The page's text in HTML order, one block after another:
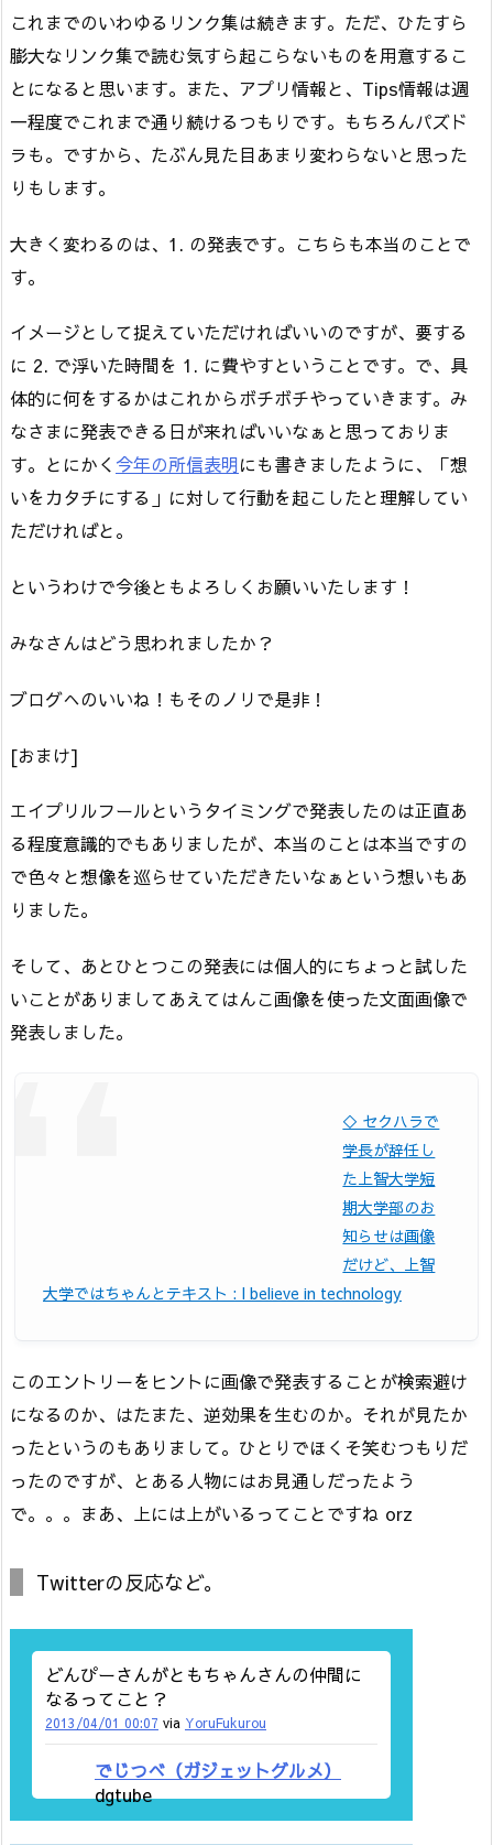
これまでのいわゆるリンク集は続きます。ただ、ひたすら
膨大なリンク集で読む気すら起こらないものを用意するこ
とになると思います。また、アプリ情報と、Tips情報は週
一程度でこれまで通り続けるつもりです。もちろんパズド
ラも。ですから、たぶん見た目あまり変わらないと思った
りもします。
大きく変わるのは、1. の発表です。こちらも本当のことで
す。
イメージとして捉えていただければいいのですが、要する
に 2. で浮いた時間を 1. に費やすということです。で、具
体的に何をするかはこれからボチボチやっていきます。み
なさまに発表できる日が来ればいいなぁと思っておりま
す。とにかく 今年の所信表明にも書きましたように、「想
いをカタチにする」に対して行動を起こしたと理解してい
ただければと。
というわけで今後ともよろしくお願いいたします！
みなさんはどう思われましたか？
ブログへのいいね！もそのノリで是非！
[おまけ]
エイプリルフールというタイミングで発表したのは正直あ
る程度意識的でもありましたが、本当のことは本当ですの
で色々と想像を巡らせていただきたいなぁという想いもあ
りました。
そして、あとひとつこの発表には個人的にちょっと試した
いことがありましてあえてはんこ画像を使った文面画像で
発表しました。
◇ セクハラで
学長が辞任し
た上智大学短
期大学部のお
知らせは画像
だけど、上智
大学ではちゃんとテキスト : I believe in technology
このエントリーをヒントに画像で発表することが検索避け
になるのか、はたまた、逆効果を生むのか。それが見たか
ったというのもありまして。ひとりでほくそ笑むつもりだ
ったのですが、とある人物にはお見通しだったよう
で。。。まあ、上には上がいるってことですね orz
Twitterの反応など。
どんぴーさんがともちゃんさんの仲間に
なるってこと？
2013/04/01 00:07 via YoruFukurou
でじつべ（ガジェットグルメ）
dgtube